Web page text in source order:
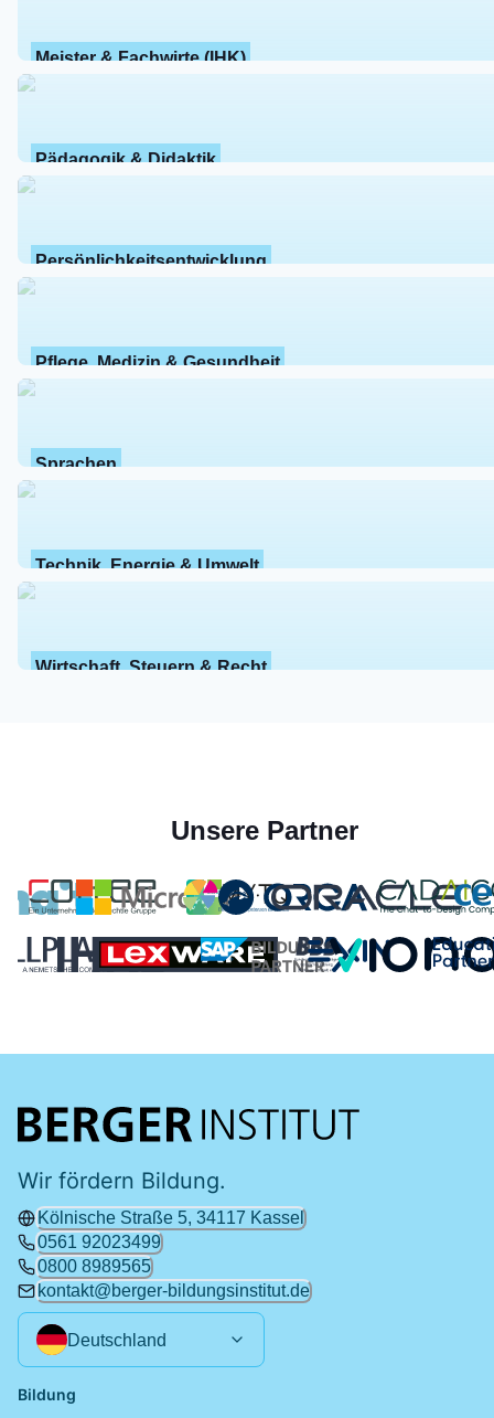
Meister & Fachwirte (IHK)
Pädagogik & Didaktik
Persönlichkeitsentwicklung
Pflege, Medizin & Gesundheit
Sprachen
Technik, Energie & Umwelt
Wirtschaft, Steuern & Recht
Unsere Partner
Wir fördern Bildung.
Kölnische Straße 5, 34117 Kassel
0561 92023499
0800 8989565
kontakt@berger-bildungsinstitut.de
Deutschland
Bildung